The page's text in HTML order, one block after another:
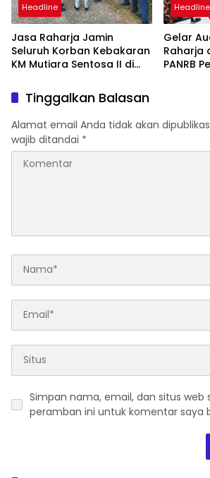
Headline
Jasa Raharja Jamin
Seluruh Korban Kebakaran
KM Mutiara Sentosa II di
Headline
Gelar
Raharja
PANRB
Tinggalkan Balasan
Alamat email Anda tidak akan
wajib ditandai *
Simpan nama, email, dan situs web
peramban ini untuk komentar saya